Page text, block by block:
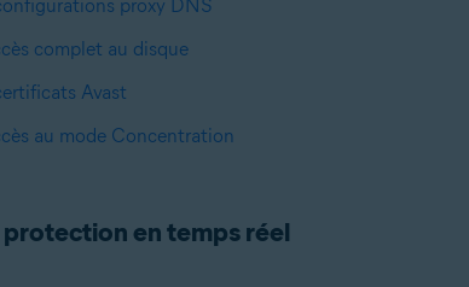
proxy DNS
complet au disque
Avast
au mode Concentration
en temps réel